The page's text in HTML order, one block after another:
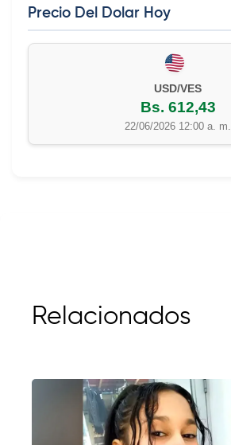
Precio Del Dolar Hoy
USD/VES
Bs. 612,43
22/06/2026 12:00 a. m.
Relacionados